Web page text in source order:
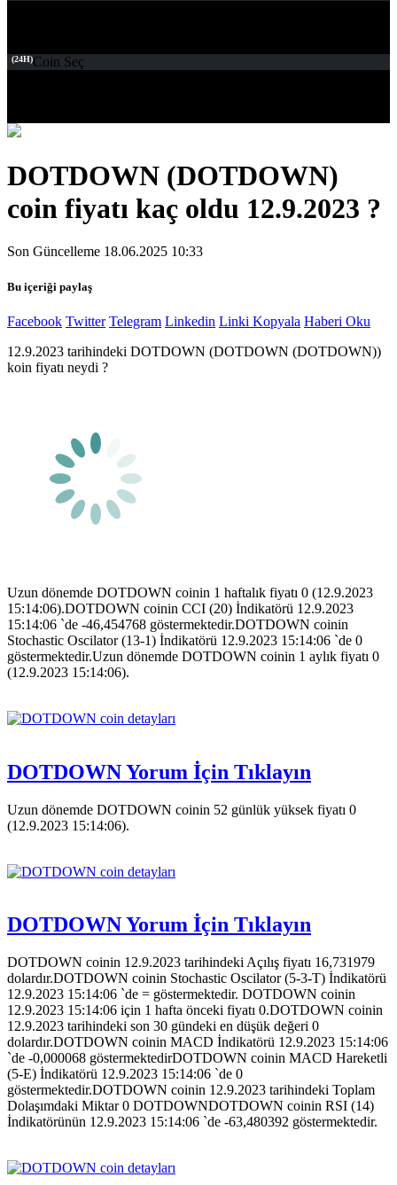
(24H)Coin Seç
DOTDOWN (DOTDOWN)
coin fiyatı kaç oldu 12.9.2023 ?
Son Güncelleme 18.06.2025 10:33
Bu içeriği paylaş
Facebook Twitter Telegram Linkedin Linki Kopyala Haberi Oku
12.9.2023 tarihindeki DOTDOWN (DOTDOWN (DOTDOWN))
koin fiyatı neydi ?
Uzun dönemde DOTDOWN coinin 1 haftalık fiyatı 0 (12.9.2023
15:14:06).DOTDOWN coinin CCI (20) İndikatörü 12.9.2023
15:14:06 `de -46,454768 göstermektedir.DOTDOWN coinin
Stochastic Oscilator (13-1) İndikatörü 12.9.2023 15:14:06 `de 0
göstermektedir.Uzun dönemde DOTDOWN coinin 1 aylık fiyatı 0
(12.9.2023 15:14:06).
DOTDOWN Yorum İçin Tıklayın
Uzun dönemde DOTDOWN coinin 52 günlük yüksek fiyatı 0
(12.9.2023 15:14:06).
DOTDOWN Yorum İçin Tıklayın
DOTDOWN coinin 12.9.2023 tarihindeki Açılış fiyatı 16,731979
dolardır.DOTDOWN coinin Stochastic Oscilator (5-3-T) İndikatörü
12.9.2023 15:14:06 `de = göstermektedir. DOTDOWN coinin
12.9.2023 15:14:06 için 1 hafta önceki fiyatı 0.DOTDOWN coinin
12.9.2023 tarihindeki son 30 gündeki en düşük değeri 0
dolardır.DOTDOWN coinin MACD İndikatörü 12.9.2023 15:14:06
`de -0,000068 göstermektedirDOTDOWN coinin MACD Hareketli
(5-E) İndikatörü 12.9.2023 15:14:06 `de 0
göstermektedir.DOTDOWN coinin 12.9.2023 tarihindeki Toplam
Dolaşımdaki Miktar 0 DOTDOWNDOTDOWN coinin RSI (14)
İndikatörünün 12.9.2023 15:14:06 `de -63,480392 göstermektedir.